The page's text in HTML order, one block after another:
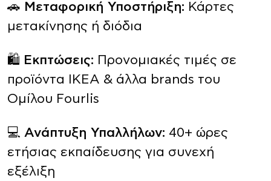
🚗 Μεταφορική Υποστήριξη: Κάρτες
μετακίνησης ή διόδια
🛍️ Εκπτώσεις: Προνομιακές τιμές σε
προϊόντα ΙΚΕΑ & άλλα brands του
Ομίλου Fourlis
💻 Ανάπτυξη Υπαλλήλων: 40+ ώρες
ετήσιας εκπαίδευσης για συνεχή
εξέλιξη